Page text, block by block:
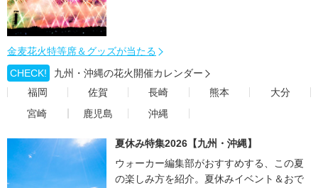
金麦花火特等席＆グッズが当たる
CHECK!
九州・沖縄の花火開催カレンダー
福岡
佐賀 長崎 熊本
大分
宮崎
鹿児島 沖縄
夏休み特集2026【九州・沖縄】
ウォーカー編集部がおすすめする、この夏
の楽しみ方を紹介。夏休みイベント＆おで